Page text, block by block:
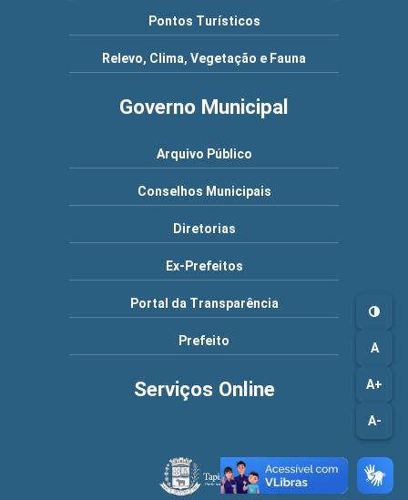
A
A+
A-
Pontos Turísticos
Relevo, Clima, Vegetação e Fauna
Governo Municipal
Arquivo Público
Conselhos Municipais
Diretorias
Ex-Prefeitos
Portal da Transparência
Prefeito
Serviços Online